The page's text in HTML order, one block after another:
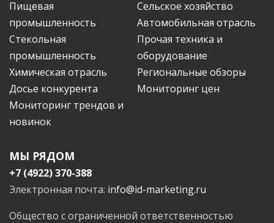
Пищевая
промышленность
Сельское хозяйство
Автомобильная отрасль
Стекольная
промышленность
Прочая техника и
оборудование
Химическая отрасль
Региональные обзоры
Досье конкурента
Мониторинг цен
Мониторинг трендов и
новинок
МЫ РЯДОМ
+7 (4922) 370-388
Электронная почта: info@id-marketing.ru
Общество с ограниченной ответственностью